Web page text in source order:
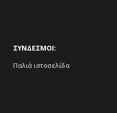
ΣΥΝΔΕΣΜΟΙ:
Παλιά ιστοσελίδα